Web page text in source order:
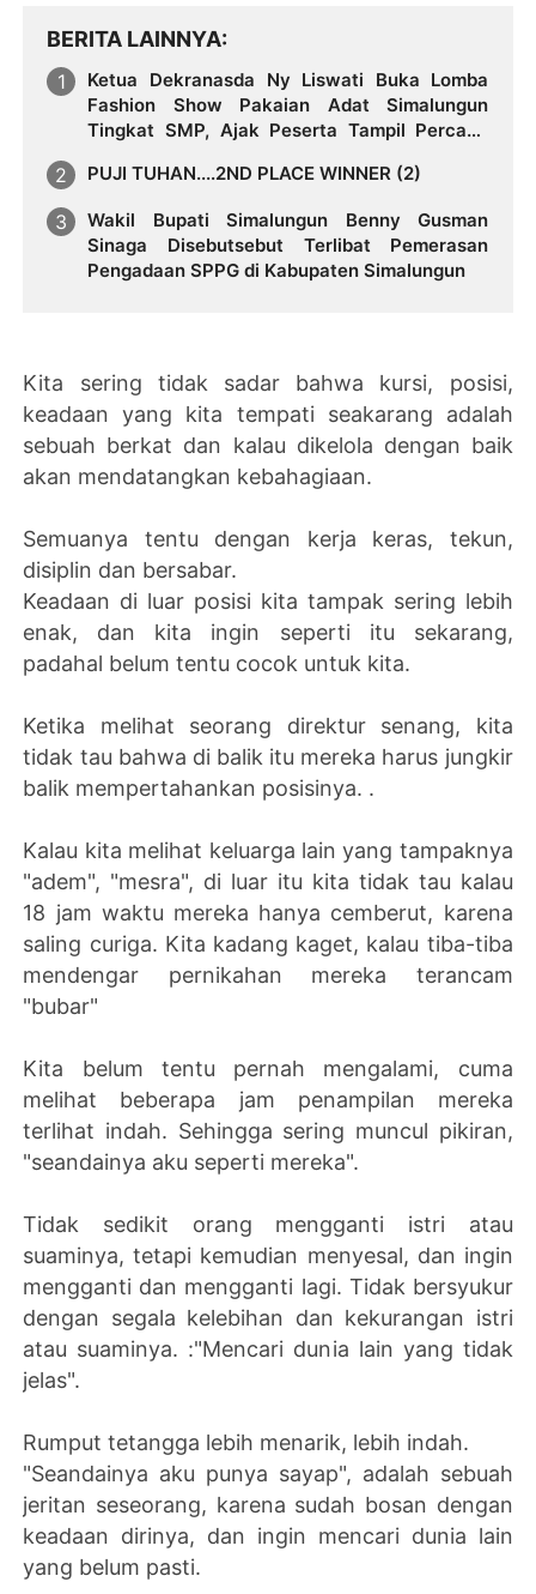
BERITA LAINNYA
Ketua Dekranasda Ny Liswati Buka Lomba
Fashion Show Pakaian Adat Simalungun
Tingkat SMP, Ajak Peserta Tampil Percaya
PUJI TUHAN....2ND PLACE WINNER (2)
Wakil Bupati Simalungun Benny Gusman
Sinaga Disebutsebut Terlibat Pemerasan
Pengadaan SPPG di Kabupaten Simalungun
Kita sering tidak sadar bahwa kursi, posisi,
keadaan yang kita tempati seakarang adalah
sebuah berkat dan kalau dikelola dengan baik
akan mendatangkan kebahagiaan.
Semuanya tentu dengan kerja keras, tekun,
disiplin dan bersabar.
Keadaan di luar posisi kita tampak sering lebih
enak, dan kita ingin seperti itu sekarang,
padahal belum tentu cocok untuk kita.
Ketika melihat seorang direktur senang, kita
tidak tau bahwa di balik itu mereka harus jungkir
balik mempertahankan posisinya. .
Kalau kita melihat keluarga lain yang tampaknya
"adem", "mesra", di luar itu kita tidak tau kalau
18 jam waktu mereka hanya cemberut, karena
saling curiga. Kita kadang kaget, kalau tiba-tiba
mendengar pernikahan mereka terancam
"bubar"
Kita belum tentu pernah mengalami, cuma
melihat beberapa jam penampilan mereka
terlihat indah. Sehingga sering muncul pikiran,
"seandainya aku seperti mereka".
Tidak sedikit orang mengganti istri atau
suaminya, tetapi kemudian menyesal, dan ingin
mengganti dan mengganti lagi. Tidak bersyukur
dengan segala kelebihan dan kekurangan istri
atau suaminya. :"Mencari dunia lain yang tidak
jelas".
Rumput tetangga lebih menarik, lebih indah.
"Seandainya aku punya sayap", adalah sebuah
jeritan seseorang, karena sudah bosan dengan
keadaan dirinya, dan ingin mencari dunia lain
yang belum pasti.